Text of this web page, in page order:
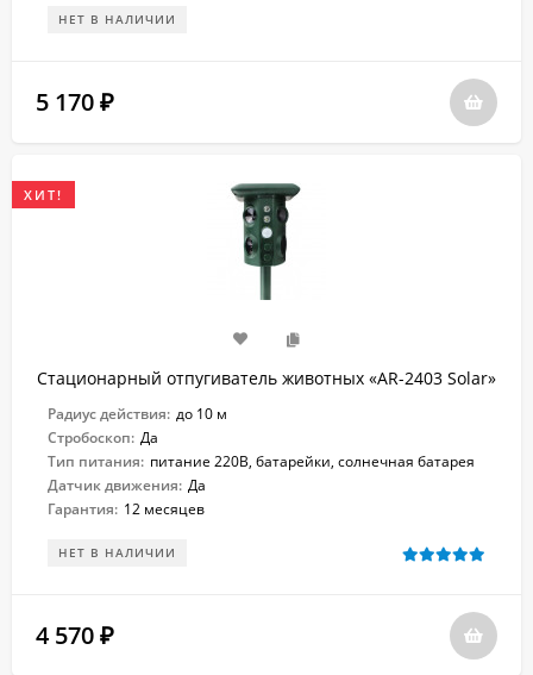
НЕТ В НАЛИЧИИ
5 170 ₽
ХИТ!
Стационарный отпугиватель животных «AR-2403 Solar»
Радиус действия: до 10 м
Стробоскоп: Да
Тип питания: питание 220В, батарейки, солнечная батарея
Датчик движения: Да
Гарантия: 12 месяцев
НЕТ В НАЛИЧИИ
4 570 ₽